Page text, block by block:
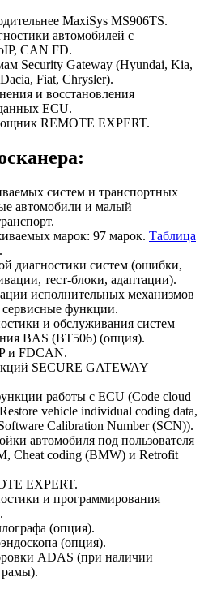
MaxiSys MS906TS.
автомобилей с
CAN FD.
Security Gateway (Hyundai, Kia,
Fiat, Chrysler).
и восстановления
ECU.
REMOTE EXPERT.
систем и транспортных
автомобили и малый
марок: 97 марок. Таблица
.
диагностики систем (ошибки,
тест-блоки, адаптации).
исполнительных механизмов
функции.
и обслуживания систем
BAS (BT506) (опция).
и FDCAN.
SECURE GATEWAY
работы с ECU (Code cloud
vehicle individual coding data,
Calibration Number (SCN)).
автомобиля под пользователя
Cheat coding (BMW) и Retrofit
EXPERT.
и программирования
(опция).
(опция).
ADAS (при наличии
рамы).